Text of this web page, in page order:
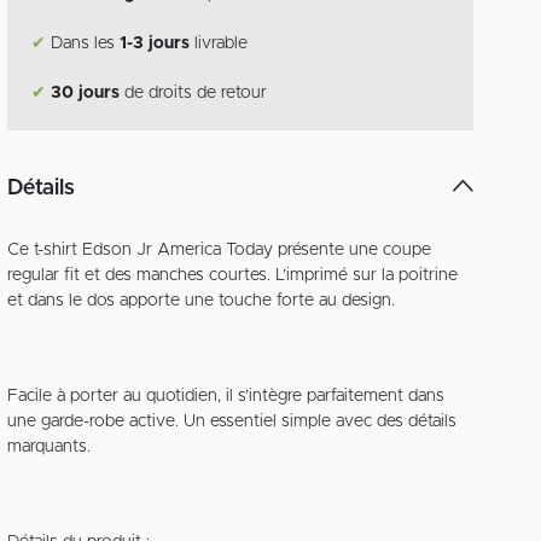
✔ Dans les1-3 jours livrable
✔ 30 jours de droits de retour
Détails
Ce t-shirt Edson Jr America Today présente une coupe
regular fit et des manches courtes. L’imprimé sur la poitrine
et dans le dos apporte une touche forte au design.
Facile à porter au quotidien, il s’intègre parfaitement dans
une garde-robe active. Un essentiel simple avec des détails
marquants.